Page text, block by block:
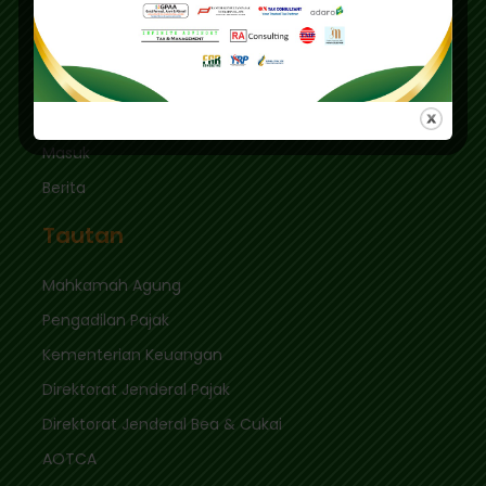
Jakarta Selatan 12410
sekretariat@ikpi.or.id
Tautan Cepat
Masuk
Berita
Tautan
Mahkamah Agung
Pengadilan Pajak
Kementerian Keuangan
Direktorat Jenderal Pajak
Direktorat Jenderal Bea & Cukai
AOTCA